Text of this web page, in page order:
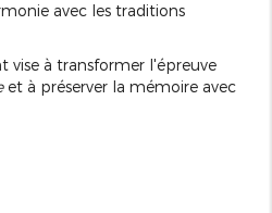
avec les traditions
vise à transformer l'épreuve
et à préserver la mémoire avec